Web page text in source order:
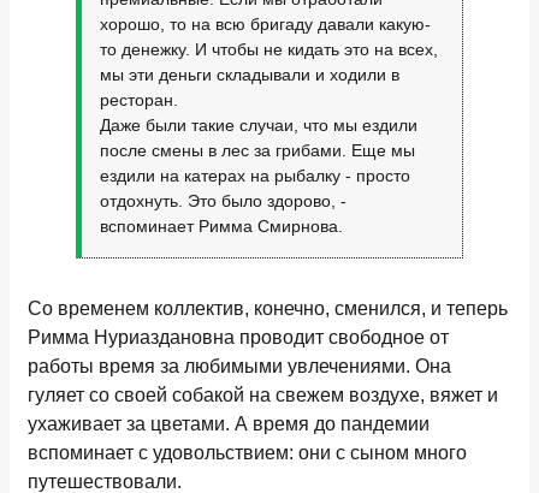
хорошо, то на всю бригаду давали какую-
то денежку. И чтобы не кидать это на всех,
мы эти деньги складывали и ходили в
ресторан.
Даже были такие случаи, что мы ездили
после смены в лес за грибами. Еще мы
ездили на катерах на рыбалку - просто
отдохнуть. Это было здорово, -
вспоминает Римма Смирнова.
Со временем коллектив, конечно, сменился, и теперь
Римма Нуриаздановна проводит свободное от
работы время за любимыми увлечениями. Она
гуляет со своей собакой на свежем воздухе, вяжет и
ухаживает за цветами. А время до пандемии
вспоминает с удовольствием: они с сыном много
путешествовали.